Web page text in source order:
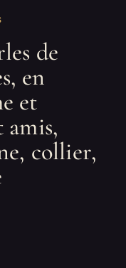
de
en
et
amis,
collier,